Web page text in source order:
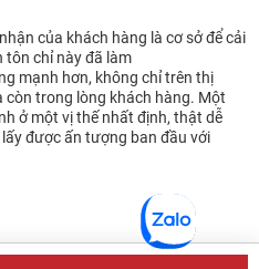
của khách hàng là cơ sở để cải
tôn chỉ này đã làm
mạnh hơn, không chỉ trên thị
trong lòng khách hàng. Một
ở một vị thế nhất định, thật dễ
được ấn tượng ban đầu với